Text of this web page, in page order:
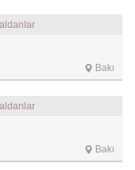
Bakı
Bakı